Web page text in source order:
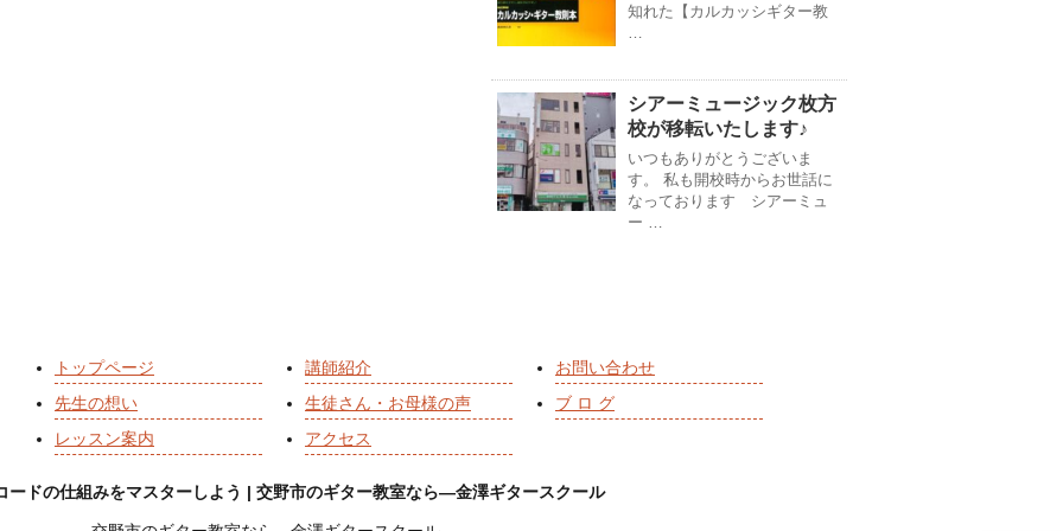
知れた【カルカッシギター教
…
シアーミュージック枚方
校が移転いたします♪
いつもありがとうございま
す。 私も開校時からお世話に
なっております シアーミュ
ー …
トップページ
先生の想い
レッスン案内
講師紹介
生徒さん・お母様の声
アクセス
お問い合わせ
ブ ロ グ
ードの仕組みをマスターしよう | 交野市のギター教室なら―金澤ギタースクール